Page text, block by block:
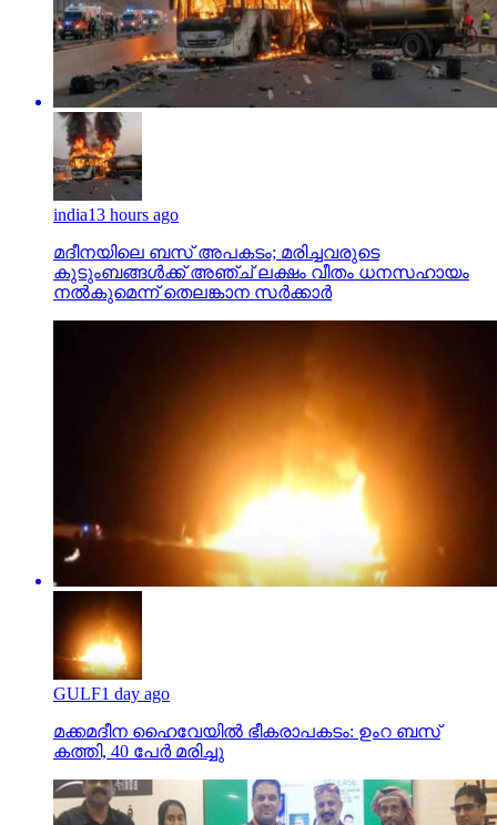
india13 hours ago
മദീനയിലെ ബസ് അപകടം; മരിച്ചവരുടെ
കുടുംബങ്ങള്‍ക്ക് അഞ്ച് ലക്ഷം വീതം ധനസഹായം
നല്‍കുമെന്ന് തെലങ്കാന സര്‍ക്കാര്‍
GULF1 day ago
മക്കമദീന ഹൈവേയില്‍ ഭീകരാപകടം: ഉംറ ബസ്
കത്തി, 40 പേര്‍ മരിച്ചു